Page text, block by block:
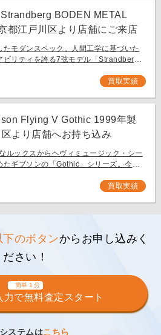
BODEN METAL
都江戸川区より店舗にご来店
モダンスペック。人間工学に基づいた
ビリティを誇る7弦モデル「Strandberg
買取実績
Flying V Gothic 1999年製
より店舗へお持ち込み
ルックスからヘヴィミュージック・シー
たギブソンの「Gothic」シリーズ。今回
買取実績
下のボタンからお申し込みく
ださい！
簡単１分
力で無料査定スタート
ステムはこちら